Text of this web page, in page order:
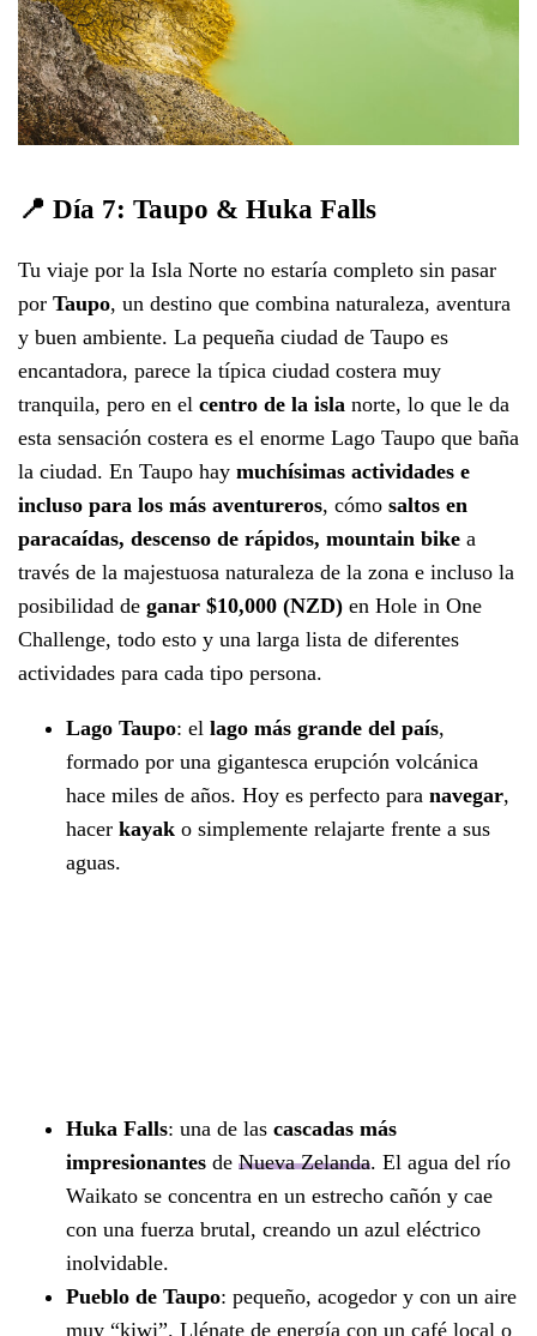
📍 Día 7: Taupo & Huka Falls
Tu viaje por la Isla Norte no estaría completo sin pasar
por Taupo, un destino que combina naturaleza, aventura
y buen ambiente. La pequeña ciudad de Taupo es
encantadora, parece la típica ciudad costera muy
tranquila, pero en el centro de la isla norte, lo que le da
esta sensación costera es el enorme Lago Taupo que baña
la ciudad. En Taupo hay muchísimas actividades e
incluso para los más aventureros, cómo saltos en
paracaídas, descenso de rápidos, mountain bike a
través de la majestuosa naturaleza de la zona e incluso la
posibilidad de ganar $10,000 (NZD) en Hole in One
Challenge, todo esto y una larga lista de diferentes
actividades para cada tipo persona.
Lago Taupo: el lago más grande del país,
formado por una gigantesca erupción volcánica
hace miles de años. Hoy es perfecto para navegar,
hacer kayak o simplemente relajarte frente a sus
aguas.
Huka Falls: una de las cascadas más
impresionantes de Nueva Zelanda. El agua del río
Waikato se concentra en un estrecho cañón y cae
con una fuerza brutal, creando un azul eléctrico
inolvidable.
Pueblo de Taupo: pequeño, acogedor y con un aire
muy “kiwi”. Llénate de energía con un café local o